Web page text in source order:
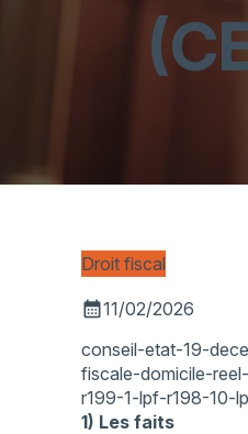
Droit fiscal
calendar_month11/02/2026
conseil-etat-19-
fiscale-domicile-
r199-1-lpf-r198-10-
1) Les faits